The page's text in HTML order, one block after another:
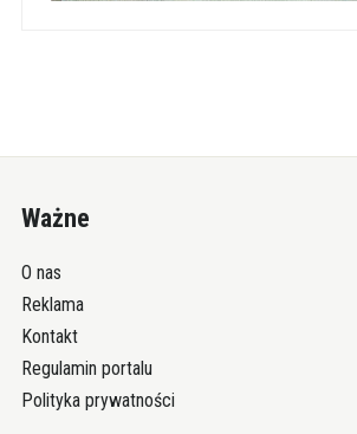
Ważne
O nas
Reklama
Kontakt
Regulamin portalu
Polityka prywatności